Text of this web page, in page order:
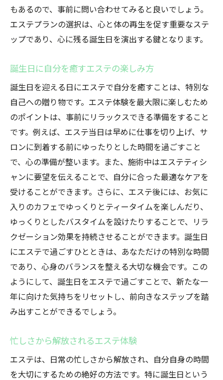
もあるので、事前に問い合わせてみると良いでしょう。
エステプランの選択は、心と体の再生を促す重要なステ
ップであり、心に残る誕生日を演出する鍵となります。
誕生日に自分を癒すエステの楽しみ方
誕生日を迎える日にエステで自分を癒すことは、特別な
自己への贈り物です。エステ体験を最大限に楽しむため
のポイントは、事前にリラックスできる準備をすること
です。例えば、エステ当日は早めに仕事を切り上げ、サ
ロンに到着する前にゆったりとした時間を過ごすこと
で、心の準備が整います。また、施術中はエステティシ
ャンに要望を伝えることで、自分に合った最適なケアを
受けることができます。さらに、エステ後には、お気に
入りのカフェでゆっくりとティータイムを楽しんだり、
ゆっくりとしたバスタイムを設けたりすることで、リラ
クゼーション効果を持続させることができます。誕生日
にエステで過ごすひとときは、あなただけの特別な時間
であり、心身のバランスを整える大切な機会です。この
ようにして、誕生日をエステで過ごすことで、新たな一
年に向けた気持ちをリセットし、前向きなステップを踏
み出すことができるでしょう。
忙しさから解放されるエステ体験
エステは、日常の忙しさから解放され、自分自身の時間
を大切にするための絶好の方法です。特に誕生日という